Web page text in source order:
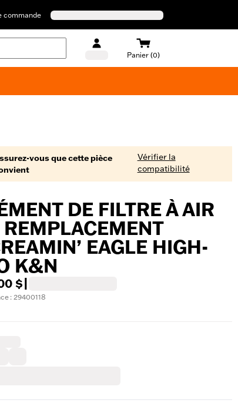
commande
Panier (0)
vous que cette pièce
Vérifier la
compatibilité
DE FILTRE À AIR
REMPLACEMENT
EAGLE HIGH-
K&N
$
: 29400118